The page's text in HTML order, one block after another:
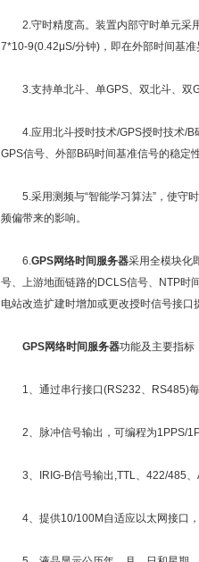
2.守时精度高。装置内部守时单元采用
7*10-9(0.42μS/分钟)，即在外部时间基
3.支持单北斗、单GPS、双北斗、双
4.应用北斗授时技术/GPS授时技术/B
GPS信号、外部B码时间基准信号的稳定
5.采用测频与“智能学习算法”，使守时
频偏带来的影响。
6.GPS网络时间服务器采用全模块化
号、上游地面链路的DCLS信号、NTP时
电站改造扩建时增加或更改授时信号接口
GPS网络时间服务器功能及主要指标
1、通过串行接口(RS232、RS485)每
2、脉冲信号输出，可编程为1PPS/
3、IRIG-B信号输出,TTL、422/485、
4、提供10/100M自适应以太网接口，